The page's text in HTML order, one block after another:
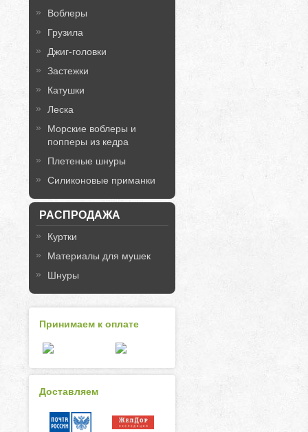
Воблеры
Грузила
Джиг-головки
Застежки
Катушки
Леска
Морские воблеры и
попперы из кедра
Плетеные шнуры
Силиконовые приманки
РАСПРОДАЖА
Куртки
Материалы для мушек
Шнуры
Принимаем к оплате
Доставляем